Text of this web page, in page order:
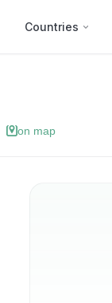
Countries
on map